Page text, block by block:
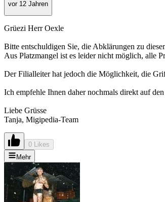
vor 12 Jahren
Grüezi Herr Oexle
Bitte entschuldigen Sie, die Abklärungen zu
Aus Platzmangel ist es leider nicht möglich, alle
Der Filialleiter hat jedoch die Möglichkeit, die
Ich empfehle Ihnen daher nochmals direkt auf
Liebe Grüsse
Tanja, Migipedia-Team
0 Likes
Mehr